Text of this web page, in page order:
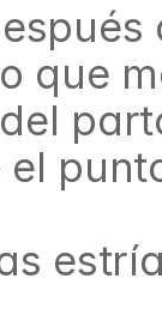
que
el